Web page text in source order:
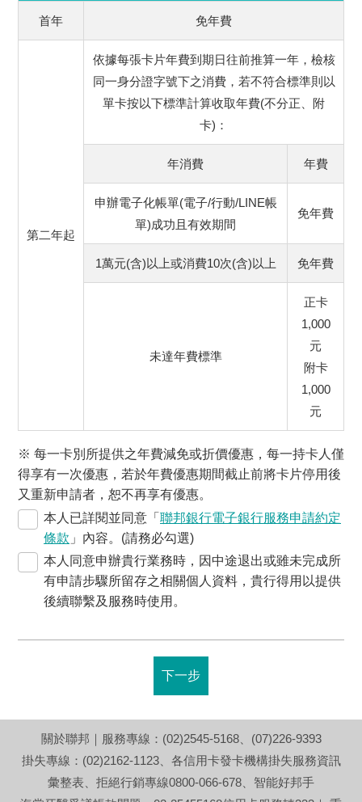
首年 免年費
第二年起
依據每張卡片年費到期日往前推算一年，檢核
同一身分證字號下之消費，若不符合標準則以
單卡按以下標準計算收取年費(不分正、附
卡)：
年消費 年費
申辦電子化帳單(電子/行動/LINE帳
單)成功且有效期間
免年費
1萬元(含)以上或消費10次(含)以上 免年費
未達年費標準
正卡
1,000
元
附卡
1,000
元
※ 每一卡別所提供之年費減免或折價優惠，每一持卡人僅
得享有一次優惠，若於年費優惠期間截止前將卡片停用後
又重新申請者，恕不再享有優惠。
本人已詳閱並同意「 聯邦銀行電子銀行服務申請約定
條款 」內容。(請務必勾選)
本人同意申辦貴行業務時，因中途退出或雖未完成所
有申請步驟所留存之相關個人資料，貴行得用以提供
後續聯繫及服務時使用。
下一步